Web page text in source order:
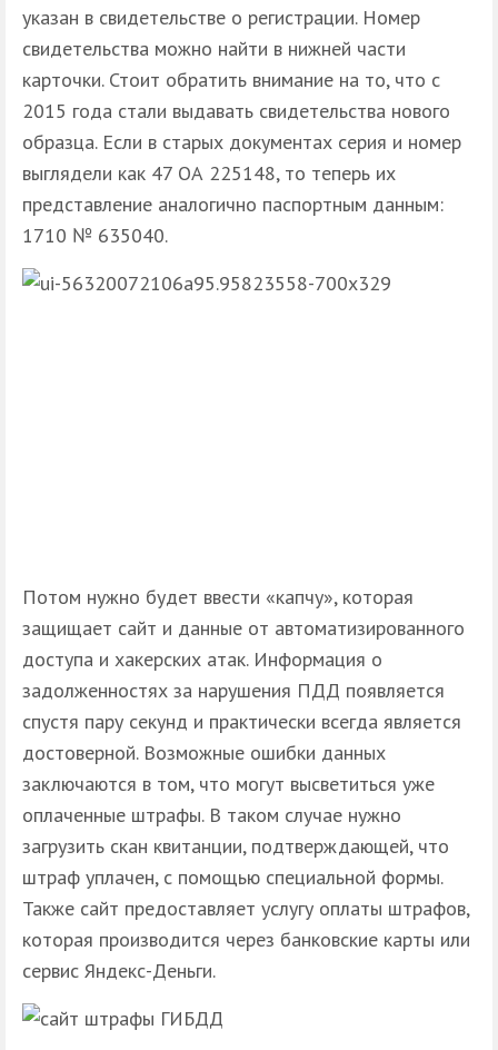
указан в свидетельстве о регистрации. Номер
свидетельства можно найти в нижней части
карточки. Стоит обратить внимание на то, что с
2015 года стали выдавать свидетельства нового
образца. Если в старых документах серия и номер
выглядели как 47 ОА 225148, то теперь их
представление аналогично паспортным данным:
1710 № 635040.
Потом нужно будет ввести «капчу», которая
защищает сайт и данные от автоматизированного
доступа и хакерских атак. Информация о
задолженностях за нарушения ПДД появляется
спустя пару секунд и практически всегда является
достоверной. Возможные ошибки данных
заключаются в том, что могут высветиться уже
оплаченные штрафы. В таком случае нужно
загрузить скан квитанции, подтверждающей, что
штраф уплачен, с помощью специальной формы.
Также сайт предоставляет услугу оплаты штрафов,
которая производится через банковские карты или
сервис Яндекс-Деньги.